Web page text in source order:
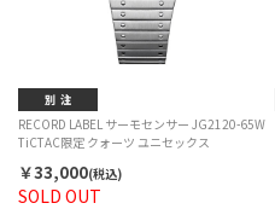
SOLD OUT
RECORD LABEL サーモセンサー JG2120-65W
TiCTAC限定 クォーツ ユニセックス
￥33,000(税込)